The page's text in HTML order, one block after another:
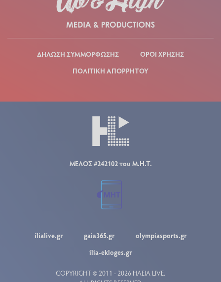
ΔΗΛΩΣΗ ΣΥΜΜΟΡΦΩΣΗΣ
ΟΡΟΙ ΧΡΗΣΗΣ
ΠΟΛΙΤΙΚΗ ΑΠΟΡΡΗΤΟΥ
ΜΕΛΟΣ #242102 του Μ.Η.Τ.
ilialive.gr gaia365.gr
olympiasports.gr
ilia-ekloges.gr
COPYRIGHT © 2011 - 2026 ΗΛΕΙΑ LIVE.